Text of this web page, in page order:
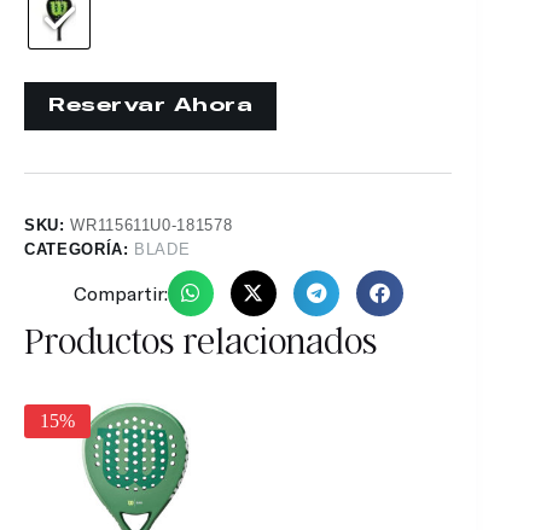
SKU:WR115611U0-181578
CATEGORÍA: BLADE
Compartir:
Productos relacionados
15%